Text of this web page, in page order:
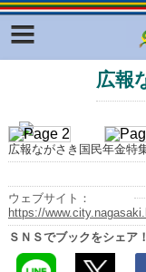
広報
広報ながさき国民年金特
ウェブサイト：
https://
ＳＮＳでブックをシェア！
Facebook
ふくいろキラリプ
ラリー（TOKYO
復興応援企画
はじめてご利用さ
コンテンツ